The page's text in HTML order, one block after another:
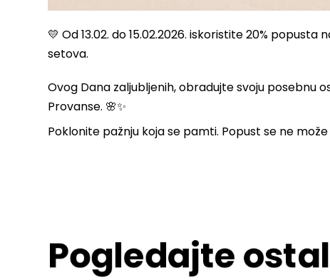
💛 Od 13.02. do 15.02.2026. iskoristite 20%
setova.
Ovog Dana zaljubljenih, obradujte svoju posebnu
Provanse. 🌸✨
Poklonite pažnju koja se pamti. Popust se ne
Pogledajte